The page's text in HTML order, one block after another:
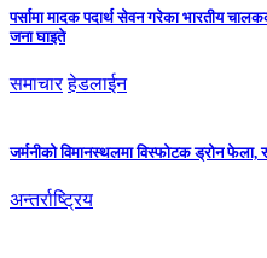
पर्सामा मादक पदार्थ सेवन गरेका भारतीय
जना घाइते
समाचार हेडलाईन
जर्मनीको विमानस्थलमा विस्फोटक ड्रोन
अन्तर्राष्ट्रिय